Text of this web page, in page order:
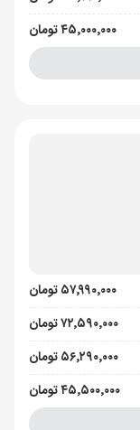
۴۵٬۰۰۰٬۰۰۰ تومان
۵۷٬۹۹۰٬۰۰۰ تومان
۷۲٬۵۹۰٬۰۰۰ تومان
۵۶٬۲۹۰٬۰۰۰ تومان
۴۵٬۵۰۰٬۰۰۰ تومان